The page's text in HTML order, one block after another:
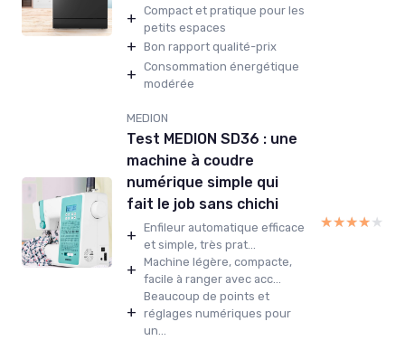
+ Compact et pratique pour les
petits espaces
+ Bon rapport qualité-prix
+ Consommation énergétique
modérée
MEDION
Test MEDION SD36 : une
machine à coudre
numérique simple qui
fait le job sans chichi
+ Enfileur automatique efficace
et simple, très prat...
+ Machine légère, compacte,
facile à ranger avec acc...
+
Beaucoup de points et
réglages numériques pour
un...
★★★★★
★★★★★